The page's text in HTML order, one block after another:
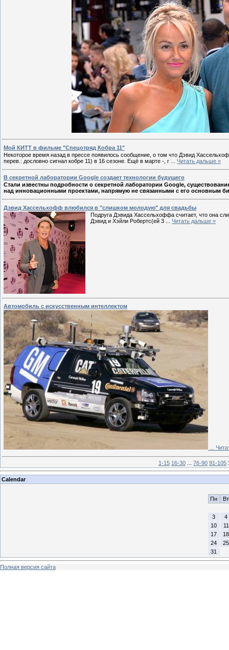
Мой КИТТ в фильме "Спецотряд Кобра 11"
Некоторое время назад в прессе появилось сообщение, о том что Дэвид
перев.: дословно сигнал кобре 11) в 16 сезоне. Ещё в марте -, г
Читать дальше »
В секретной лаборатории Google создает технологии будущего
Стали известны подробности о секретной лаборатории Google,
над инновационными проектами, напрямую не связанными с его основным
Дэвид Хассельхофф влюбился в "слишком молодую" для свадьбы
Подруга Дэвида Хассельхоффа считает, что она
Дэвид и Хэйли Робертс(ей 3
Читать дальше »
Автомобиль с искусственным интеллектом
...
1-15 16-30 76-90 91-105
Calendar
Пн
Вт
3
4
10
11
17
18
24
25
31
Полная версия сайта